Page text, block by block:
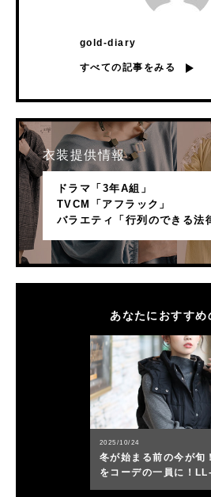
gold-diary
すべての記事をみる
衣装提供情報
ドラマ「3年A組」
TVCM「アフラック」
バラエティ「行列のできる法
あなたにおすすめ
2025/10/24
冬が始まる前の今が旬
をコーデの一員に！